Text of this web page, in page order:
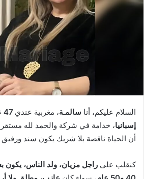
السلام عليكم، أنا سالمـة، مغربية عندي 47 عام
إسبانيا، خدامة في شركة والحمد لله
أن الحياة ناقصة بلا شريك يكون سند
كنقلب على راجل مزيان، ولد الناس، يكون